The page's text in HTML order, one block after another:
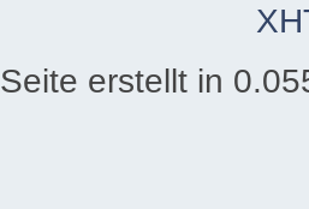
Seite erstellt in